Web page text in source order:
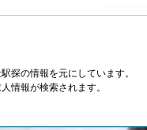
探の情報を元にしています。
情報が検索されます。